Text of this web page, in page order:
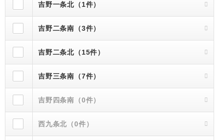
吉野一条北（1件）
吉野二条南（3件）
吉野二条北（15件）
吉野三条南（7件）
吉野四条南（0件）
西九条北（0件）